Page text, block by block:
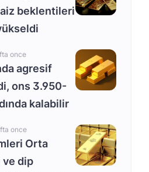
beklentileri
once
agresif
ons 3.950-
kalabilir
once
Orta
ve dip